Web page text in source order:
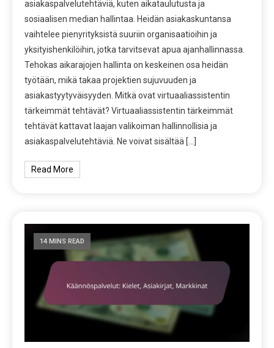
asiakaspalvelutehtäviä, kuten aikataulutusta ja
sosiaalisen median hallintaa. Heidän asiakaskuntansa
vaihtelee pienyrityksistä suuriin organisaatioihin ja
yksityishenkilöihin, jotka tarvitsevat apua ajanhallinnassa.
Tehokas aikarajojen hallinta on keskeinen osa heidän
työtään, mikä takaa projektien sujuvuuden ja
asiakastyytyväisyyden. Mitkä ovat virtuaaliassistentin
tärkeimmät tehtävät? Virtuaaliassistentin tärkeimmät
tehtävät kattavat laajan valikoiman hallinnollisia ja
asiakaspalvelutehtäviä. Ne voivat sisältää […]
Read More
14 MINS READ